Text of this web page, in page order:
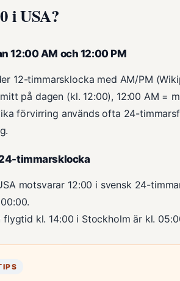
i USA?
12:00 AM och 12:00 PM
12-timmarsklocka med AM/PM
på dagen (kl. 12:00), 12:00 AM =
förvirring används ofta 24-
timmarsklocka
motsvarar 12:00 i svensk 24-
flygtid kl. 14:00 i Stockholm är kl.